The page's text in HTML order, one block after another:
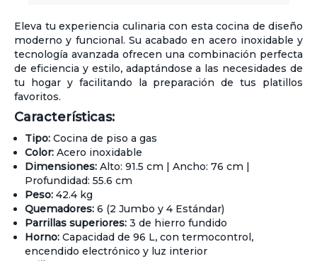
Eleva tu experiencia culinaria con esta cocina de diseño
moderno y funcional. Su acabado en acero inoxidable y
tecnología avanzada ofrecen una combinación perfecta
de eficiencia y estilo, adaptándose a las necesidades de
tu hogar y facilitando la preparación de tus platillos
favoritos.
Características:
Tipo: Cocina de piso a gas
Color: Acero inoxidable
Dimensiones: Alto: 91.5 cm | Ancho: 76 cm |
Profundidad: 55.6 cm
Peso: 42.4 kg
Quemadores: 6 (2 Jumbo y 4 Estándar)
Parrillas superiores: 3 de hierro fundido
Horno: Capacidad de 96 L, con termocontrol,
encendido electrónico y luz interior